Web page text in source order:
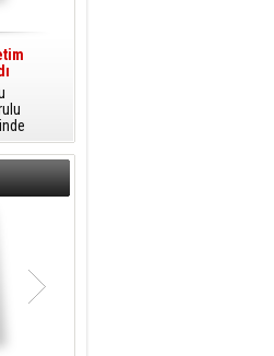
hidrojen teknolojileri alanında yenilikçi
projelere öncülük ediyor.